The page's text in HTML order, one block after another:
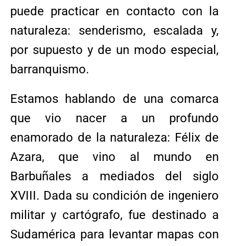
puede practicar en contacto con la
naturaleza: senderismo, escalada y,
por supuesto y de un modo especial,
barranquismo.
Estamos hablando de una comarca
que vio nacer a un profundo
enamorado de la naturaleza: Félix de
Azara, que vino al mundo en
Barbuñales a mediados del siglo
XVIII. Dada su condición de ingeniero
militar y cartógrafo, fue destinado a
Sudamérica para levantar mapas con